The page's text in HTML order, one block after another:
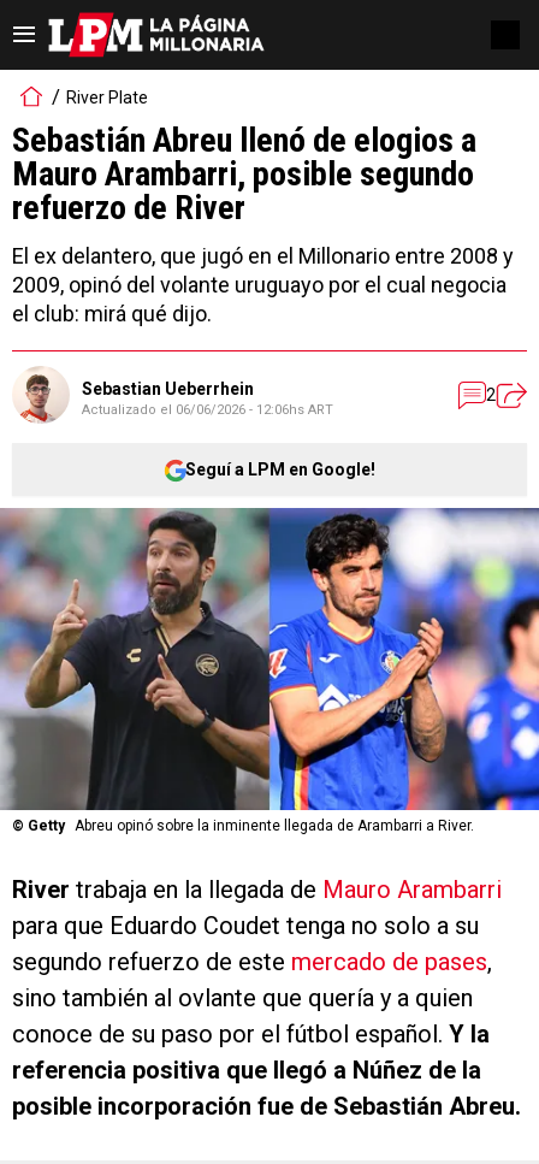
River Plate
Sebastián Abreu llenó de elogios a
Mauro Arambarri, posible segundo
refuerzo de River
El ex delantero, que jugó en el Millonario entre 2008 y
2009, opinó del volante uruguayo por el cual negocia
el club: mirá qué dijo.
Sebastian Ueberrhein
Actualizado el 06/06/2026 - 12:06hs ART
2
Seguí a LPM en Google!
© Getty Abreu opinó sobre la inminente llegada de Arambarri a River.
River trabaja en la llegada de Mauro Arambarri
para que Eduardo Coudet tenga no solo a su
segundo refuerzo de este mercado de pases,
sino también al ovlante que quería y a quien
conoce de su paso por el fútbol español. Y la
referencia positiva que llegó a Núñez de la
posible incorporación fue de Sebastián Abreu.